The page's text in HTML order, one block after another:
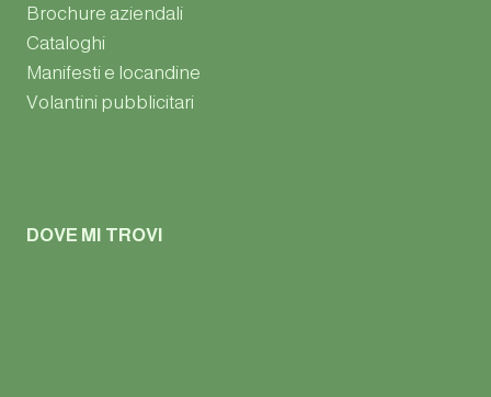
Brochure aziendali
Cataloghi
Manifesti e locandine
Volantini pubblicitari
DOVE MI TROVI